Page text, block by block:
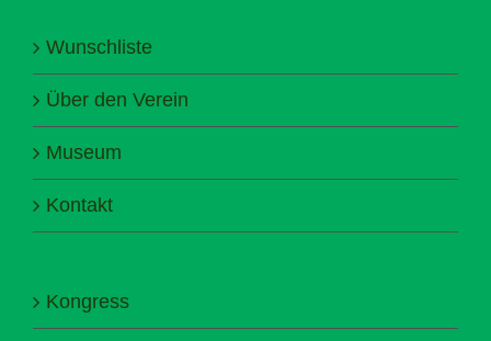
Wunschliste
Über den Verein
Museum
Kontakt
Kongress